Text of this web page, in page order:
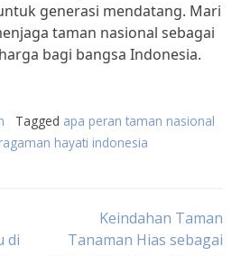
generasi mendatang. Mari
taman nasional sebagai
bagi bangsa Indonesia.
Tagged apa peran taman nasional
hayati indonesia
di
Keindahan Taman
Tanaman Hias sebagai